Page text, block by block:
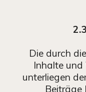
Die durch
Inhalte und
unterliegen
Beiträge